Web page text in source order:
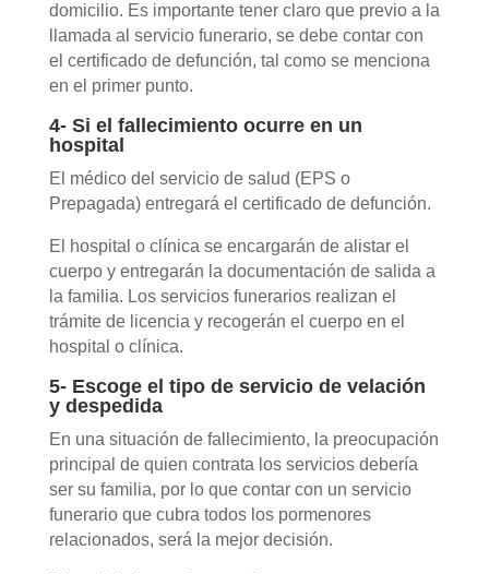
domicilio. Es importante tener claro que previo a la
llamada al servicio funerario, se debe contar con
el certificado de defunción, tal como se menciona
en el primer punto.
4- Si el fallecimiento ocurre en un
hospital
El médico del servicio de salud (EPS o
Prepagada) entregará el certificado de defunción.
El hospital o clínica se encargarán de alistar el
cuerpo y entregarán la documentación de salida a
la familia. Los servicios funerarios realizan el
trámite de licencia y recogerán el cuerpo en el
hospital o clínica.
5- Escoge el tipo de servicio de velación
y despedida
En una situación de fallecimiento, la preocupación
principal de quien contrata los servicios debería
ser su familia, por lo que contar con un servicio
funerario que cubra todos los pormenores
relacionados, será la mejor decisión.